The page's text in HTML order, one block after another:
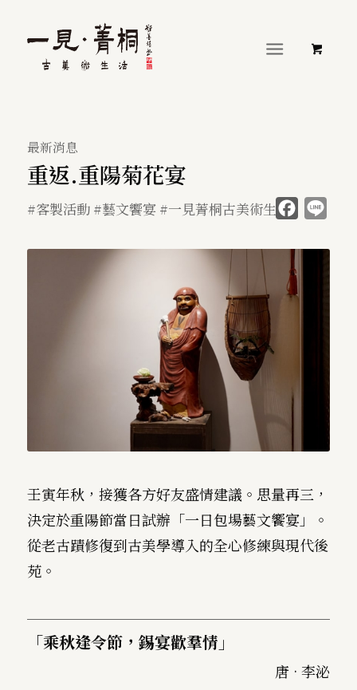
最新消息
重返.重陽菊花宴
#客製活動 #藝文饗宴 #一見菁桐古美術生活
壬寅年秋，接獲各方好友盛情建議。思量再三，
決定於重陽節當日試辦「一日包場藝文饗宴」。
從老古蹟修復到古美學導入的全心修練與現代後
苑。
「乘秋逢令節，錫宴歡羣情」
唐 · 李泌